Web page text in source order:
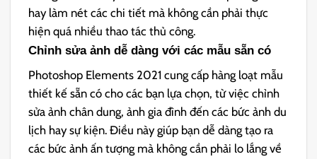
hay làm nét các chi tiết mà không cần phải thực
hiện quá nhiều thao tác thủ công.
Chỉnh sửa ảnh dễ dàng với các mẫu sẵn có
Photoshop Elements 2021 cung cấp hàng loạt mẫu
thiết kế sẵn có cho các bạn lựa chọn, từ việc chỉnh
sửa ảnh chân dung, ảnh gia đình đến các bức ảnh du
lịch hay sự kiện. Điều này giúp bạn dễ dàng tạo ra
các bức ảnh ấn tượng mà không cần phải lo lắng về